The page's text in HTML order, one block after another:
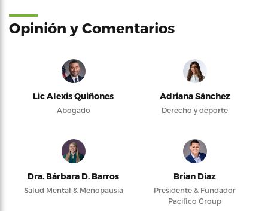
Opinión y Comentarios
Lic Alexis Quiñones
Abogado
Adriana Sánchez
Derecho y deporte
Dra. Bárbara D. Barros
Salud Mental & Menopausia
Brian Díaz
Presidente & Fundador
Pacifico Group